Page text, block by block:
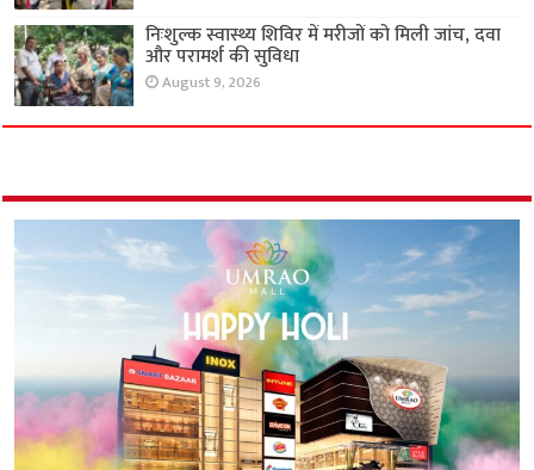
निःशुल्क स्वास्थ्य शिविर में मरीजों को मिली जांच, दवा
और परामर्श की सुविधा
August 9, 2026